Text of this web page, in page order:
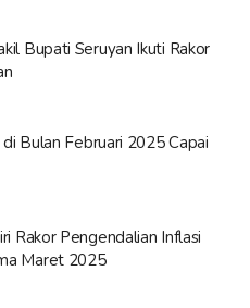
Bupati Seruyan Ikuti Rakor
Bulan Februari 2025 Capai
Rakor Pengendalian Inflasi
Maret 2025